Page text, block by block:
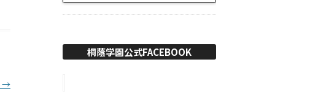
→
桐蔭学園公式FACEBOOK